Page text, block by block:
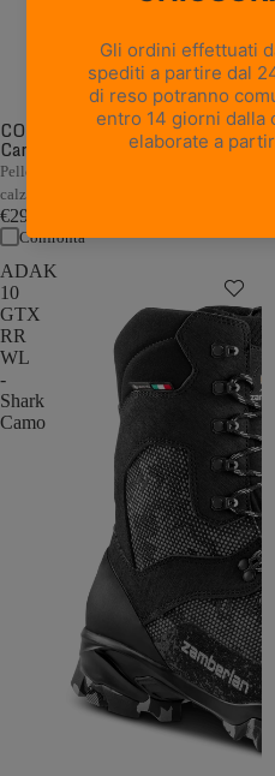
CORMONS NBK GTX WL -
Camouflage
Pelle Nubuck camo con flex morbido e
calzata a pianta larga
€299,00
Confronta
ADAK
10
GTX
RR
WL
-
Shark
Camo